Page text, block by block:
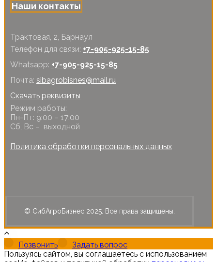
Наши контакты
Трактовая, 2, Барнаул
Телефон для связи: +7-905-925-15-85
Whatsapp: +7-905-925-15-85
Почта: sibagrobisnes@mail.ru
Скачать реквизиты
Режим работы:
Пн-Пт: 9:00 – 17:00
Сб, Вс – выходной
Политика обработки персональных данных
© СибАгроБизнес 2025. Все права защищены.
Позвонить
Задать вопрос
Пользуясь сайтом, вы соглашаетесь с использованием